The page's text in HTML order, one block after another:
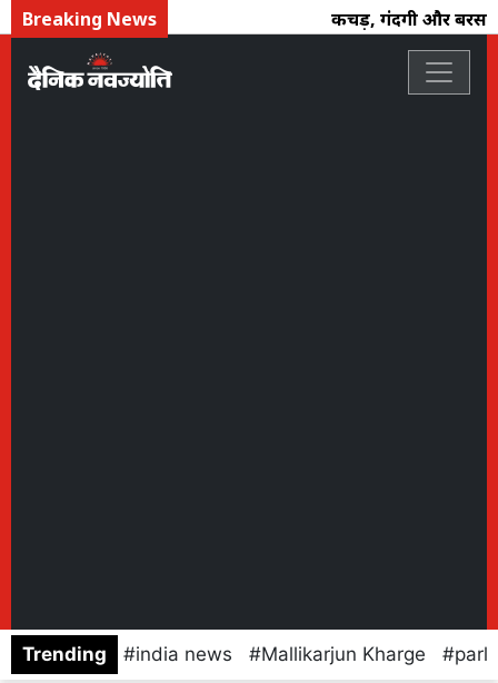
Breaking News कीचड़, गंदगी और
Trending india news Mallikarjun Kharge